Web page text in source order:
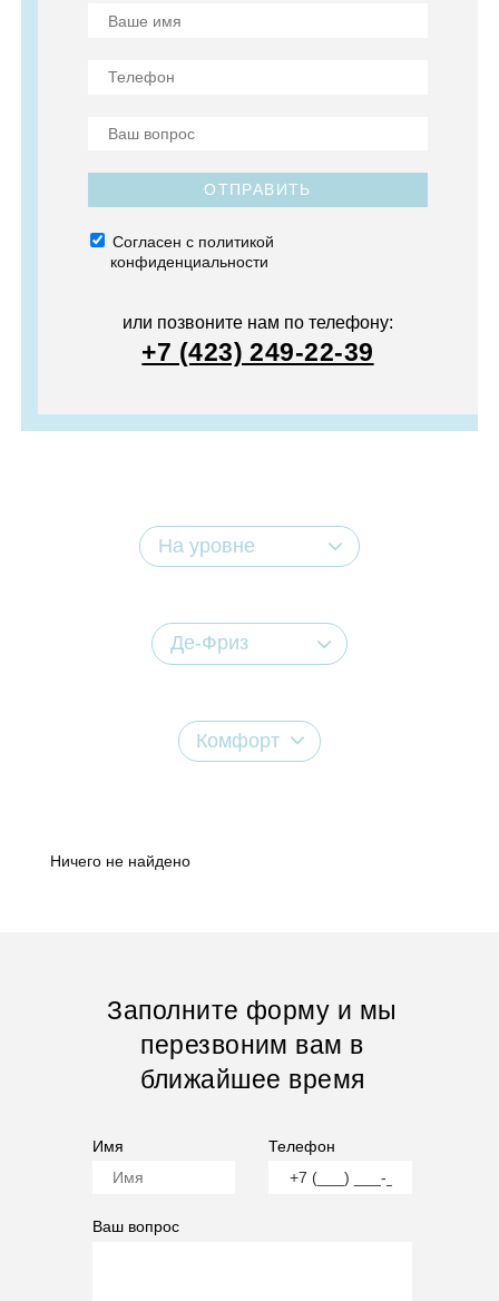
ОТПРАВИТЬ
Согласен с политикой
конфиденциальности
или позвоните нам по телефону:
+7 (423) 249-22-39
На уровне
Де-Фриз
Комфорт
Ничего не найдено
Заполните форму и мы
перезвоним вам в
ближайшее время
Имя Телефон
Ваш вопрос